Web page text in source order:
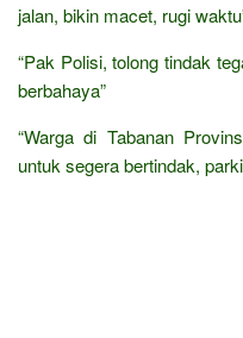
jalan, bikin macet, rugi
“Pak Polisi, tolong tindak
berbahaya”
“Warga di Tabanan
untuk segera bertindak,